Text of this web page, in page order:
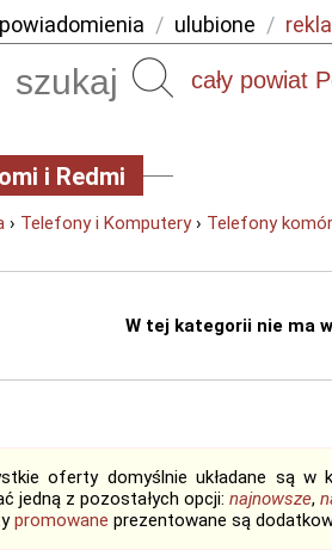
powiadomienia / ulubione /
Szukaj
i Redmi
› Telefony i Komputery› Telefony
W tej kategorii nie ma
oferty domyślnie układane są w
jedną z pozostałych opcji: najnowsze,
promowane prezentowane są